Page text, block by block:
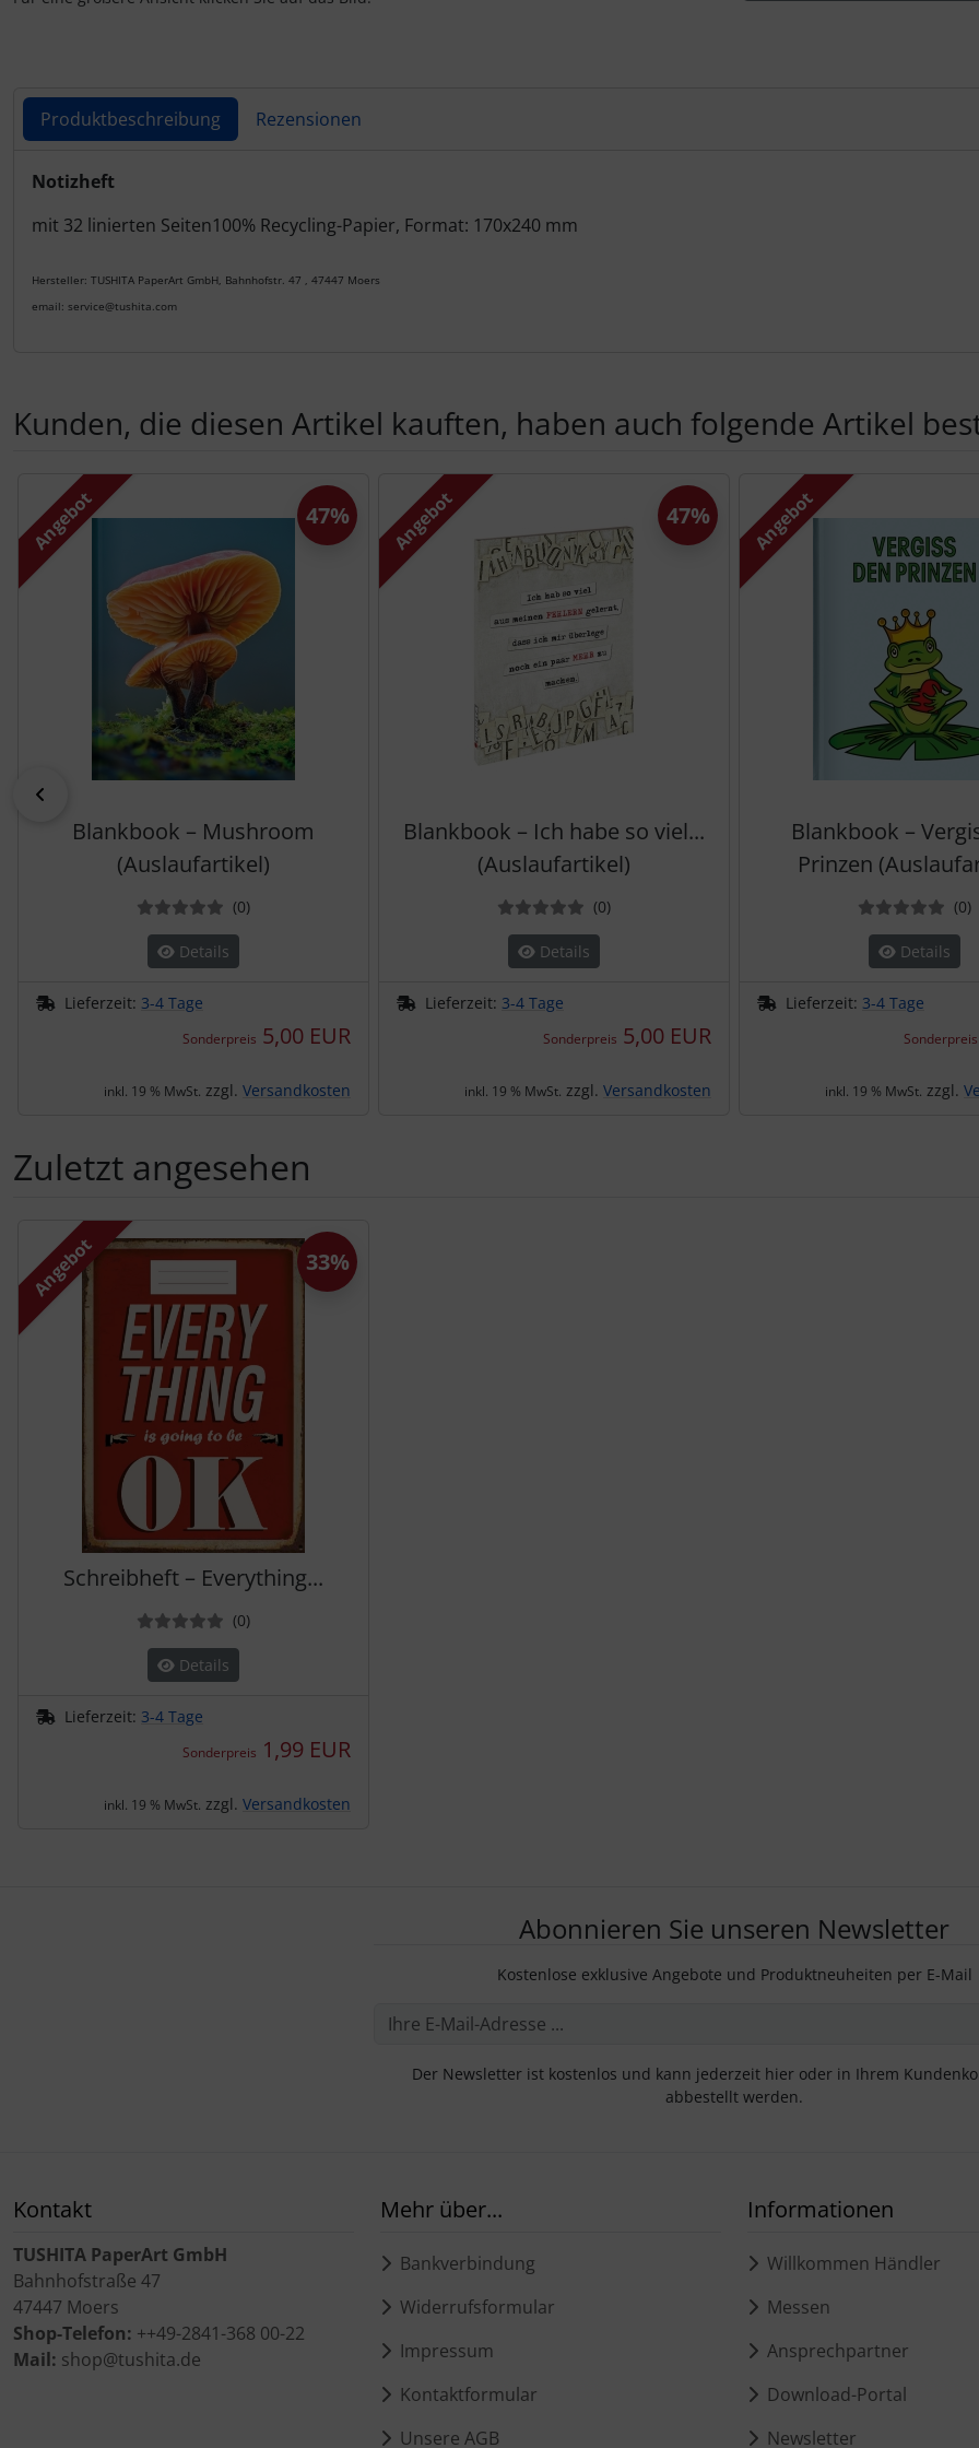
Produktbeschreibung Rezensionen
Produktbeschreibung
Notizheft
mit 32 linierten Seiten100% Recycling-Papier, Format: 170x240 mm
Hersteller: TUSHITA PaperArt GmbH, Bahnhofstr. 47 , 47447 Moers
email: service@tushita.com
Kunden, die diesen Artikel kauften, haben auch folgende Artikel
Es folgt ein Produktslider - navigieren Sie mit der Tab-Taste zu den einzelnen Artikeln.
Angebot
Blankbook – Mushroom
(Auslaufartikel)
(0Bewertungen
)
Details
Lieferzeit: 3-4 Tage
Sonderpreis 5,00 EUR
47%
inkl. 19 % MwSt. zzgl. Versandkosten
Angebot
Blankbook – Ich habe so viel...
(Auslaufartikel)
(0Bewertungen
)
Details
Lieferzeit: 3-4 Tage
Sonderpreis 5,00 EUR
47%
inkl. 19 % MwSt. zzgl. Versandkosten
Angebot
Blankbook –
Prinzen
(0)
Details
Lieferzeit: 3-4 Tage
Sonderpreis
inkl. 19 % MwSt. zzgl.
Zuletzt angesehen
Es folgt ein Produktslider - navigieren Sie mit der Tab-Taste zu den einzelnen Artikeln.
Angebot
Schreibheft – Everything...
(0Bewertungen
)
Details
Lieferzeit: 3-4 Tage
Sonderpreis 1,99 EUR
33%
inkl. 19 % MwSt. zzgl. Versandkosten
Abonnieren Sie unseren Newsletter
Kostenlose exklusive Angebote und Produktneuheiten per E-Mail
Der Newsletter ist kostenlos und kann jederzeit hier oder in Ihrem
abbestellt werden.
Kontakt
TUSHITA PaperArt GmbH
Bahnhofstraße 47
47447 Moers
Shop-Telefon: ++49-2841-368 00-22
Mail: shop@tushita.de
Mehr über...
Bankverbindung
Widerrufsformular
Impressum
Kontaktformular
Unsere AGB
Informationen
Willkommen Händler
Messen
Ansprechpartner
Download-Portal
Newsletter